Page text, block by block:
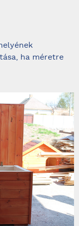
ha méretre